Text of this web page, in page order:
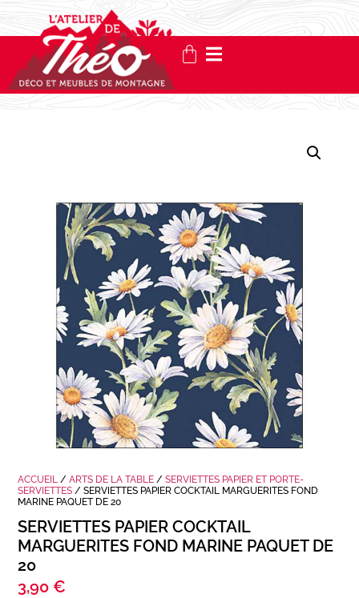
ACCUEIL /ARTS DE LA TABLE /SERVIETTES PAPIER ET PORTE-
SERVIETTES / SERVIETTES PAPIER COCKTAIL MARGUERITES FOND
MARINE PAQUET DE 20
SERVIETTES PAPIER COCKTAIL
MARGUERITES FOND MARINE PAQUET DE
20
3,90 €